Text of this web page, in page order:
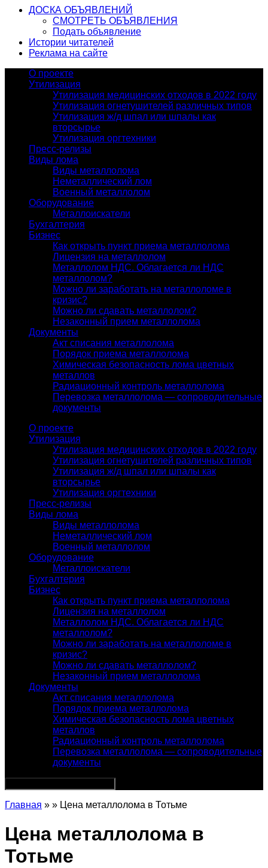
ДОСКА ОБЪЯВЛЕНИЙ
СМОТРЕТЬ ОБЪЯВЛЕНИЯ
Подать объявление
Истории читателей
Реклама на сайте
О проекте
Утилизация
Утилизация медицинских отходов в 2022 году
Утилизация огнетушителей различных типов
Утилизация ж/д шпал или шпалы как
вторсырье
Утилизация оргтехники
Пресс-релизы
Виды лома
Виды металлолома
Неметаллический лом
Военный металлолом
Оборудование
Металлоискатели
Бухгалтерия
Бизнес
Как открыть пункт приема металлолома
Лицензия на металлолом
Металлолом НДС. Облагается ли НДС
металлолом?
Можно ли заработать на металлоломе в
кризис?
Можно ли сдавать металлолом?
Незаконный прием металлолома
Документы
Акт списания металлолома
Порядок приема металлолома
Химическая безопасность лома цветных
металлов
Радиационный контроль металлолома
Перевозка металлолома — сопроводительные
документы
О проекте
Утилизация
Утилизация медицинских отходов в 2022 году
Утилизация огнетушителей различных типов
Утилизация ж/д шпал или шпалы как
вторсырье
Утилизация оргтехники
Пресс-релизы
Виды лома
Виды металлолома
Неметаллический лом
Военный металлолом
Оборудование
Металлоискатели
Бухгалтерия
Бизнес
Как открыть пункт приема металлолома
Лицензия на металлолом
Металлолом НДС. Облагается ли НДС
металлолом?
Можно ли заработать на металлоломе в
кризис?
Можно ли сдавать металлолом?
Незаконный прием металлолома
Документы
Акт списания металлолома
Порядок приема металлолома
Химическая безопасность лома цветных
металлов
Радиационный контроль металлолома
Перевозка металлолома — сопроводительные
документы
Главная » » Цена металлолома в Тотьме
Цена металлолома в
Тотьме